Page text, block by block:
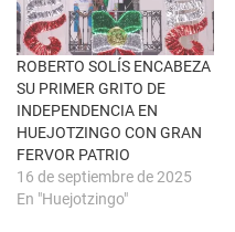
n
a
v
e
n
t
a
n
a
n
u
v
a
)
e
b
o
o
k
(
S
e
a
b
r
e
e
n
u
ROBERTO SOLÍS ENCABEZA
SU PRIMER GRITO DE
INDEPENDENCIA EN
HUEJOTZINGO CON GRAN
FERVOR PATRIO
16 de septiembre de 2025
En "Huejotzingo"